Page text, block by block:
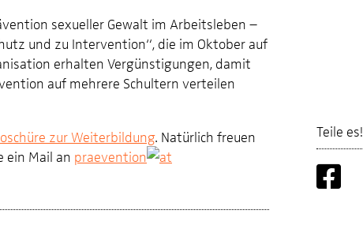
sexueller Gewalt im Arbeitsleben –
und zu Intervention“, die im Oktober auf
erhalten Vergünstigungen, damit
auf mehrere Schultern verteilen
zur Weiterbildung. Natürlich freuen
ein Mail an praevention
Teile es!